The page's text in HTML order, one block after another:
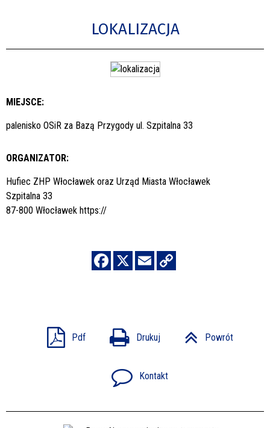
LOKALIZACJA
MIEJSCE:
palenisko OSiR za Bazą Przygody ul. Szpitalna 33
ORGANIZATOR:
Hufiec ZHP Włocławek oraz Urząd Miasta Włocławek
Szpitalna 33
87-800 Włocławek https://
Pdf Drukuj Powrót
Kontakt